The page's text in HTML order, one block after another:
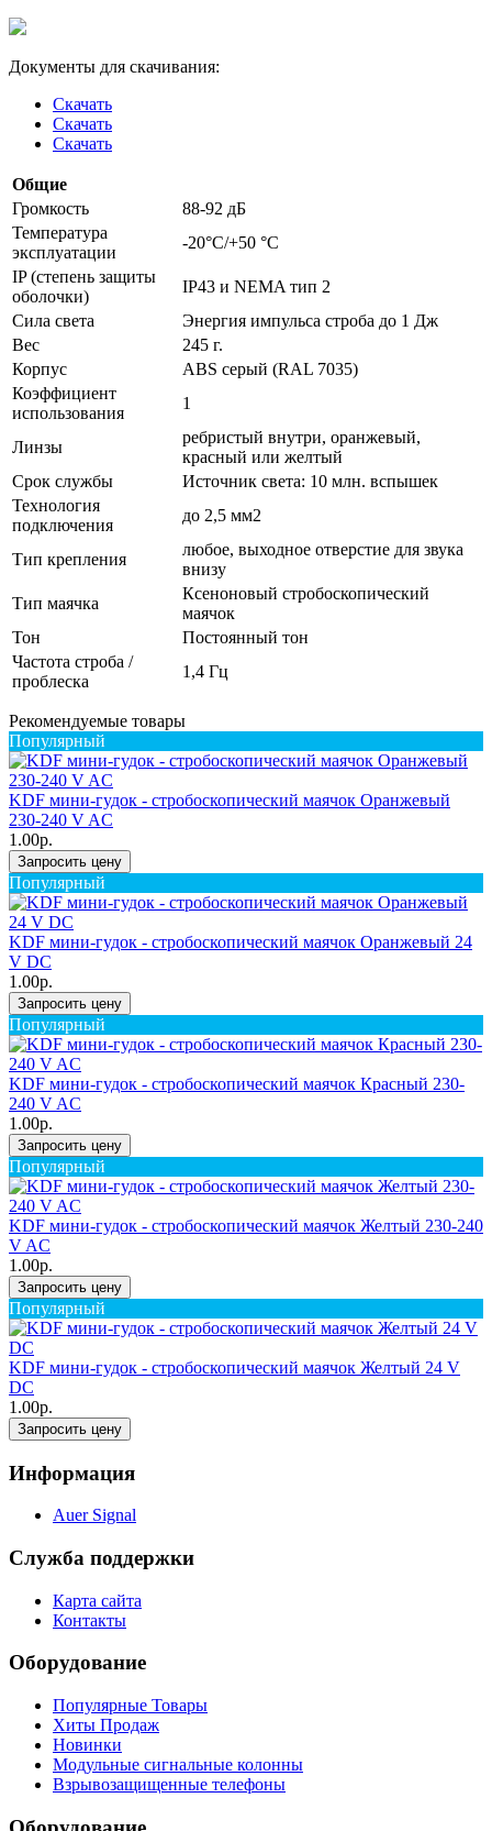
Документы для скачивания:
Скачать
Скачать
Скачать
Общие
Громкость
88-92 дБ
Температура
эксплуатации
-20°C/+50 °C
IP (степень защиты
оболочки)
IP43 и NEMA тип 2
Сила света
Энергия импульса строба до 1 Дж
Вес
245 г.
Корпус
ABS серый (RAL 7035)
Коэффициент
использования
1
Линзы
ребристый внутри, оранжевый,
красный или желтый
Срок службы
Источник света: 10 млн. вспышек
Технология
подключения
до 2,5 мм2
Тип крепления
любое, выходное отверстие для звука
внизу
Тип маячка
Ксеноновый стробоскопический
маячок
Тон
Постоянный тон
Частота строба /
проблеска
1,4 Гц
Рекомендуемые товары
Популярный
KDF мини-гудок - стробоскопический маячок Оранжевый
230-240 V AC
1.00р.
Запросить цену
Популярный
KDF мини-гудок - стробоскопический маячок Оранжевый 24
V DC
1.00р.
Запросить цену
Популярный
KDF мини-гудок - стробоскопический маячок Красный 230-
240 V AC
1.00р.
Запросить цену
Популярный
KDF мини-гудок - стробоскопический маячок Желтый 230-240
V AC
1.00р.
Запросить цену
Популярный
KDF мини-гудок - стробоскопический маячок Желтый 24 V
DC
1.00р.
Запросить цену
Информация
Auer Signal
Служба поддержки
Карта сайта
Контакты
Оборудование
Популярные Товары
Хиты Продаж
Новинки
Модульные сигнальные колонны
Взрывозащищенные телефоны